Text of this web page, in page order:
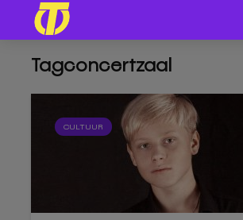
Tagconcertzaal
CULTUUR